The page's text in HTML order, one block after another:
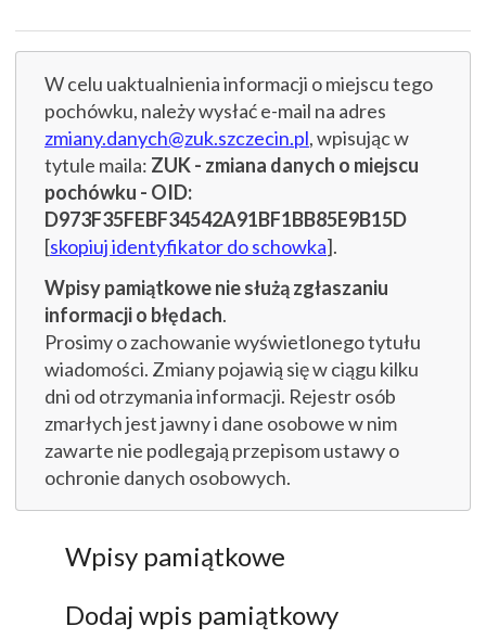
W celu uaktualnienia informacji o miejscu tego
pochówku, należy wysłać e-mail na adres
zmiany.danych@zuk.szczecin.pl, wpisując w
tytule maila: ZUK - zmiana danych o miejscu
pochówku - OID:
D973F35FEBF34542A91BF1BB85E9B15D
[skopiuj identyfikator do schowka].
Wpisy pamiątkowe nie służą zgłaszaniu
informacji o błędach.
Prosimy o zachowanie wyświetlonego tytułu
wiadomości. Zmiany pojawią się w ciągu kilku
dni od otrzymania informacji. Rejestr osób
zmarłych jest jawny i dane osobowe w nim
zawarte nie podlegają przepisom ustawy o
ochronie danych osobowych.
Wpisy pamiątkowe
Dodaj wpis pamiątkowy